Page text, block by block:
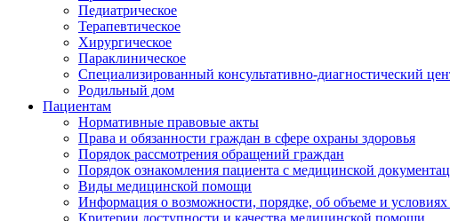
Педиатрическое
Терапевтическое
Хирургическое
Параклиническое
Специализированный консультативно-диагностический
Родильный дом
Пациентам
Нормативные правовые акты
Права и обязанности граждан в сфере охраны здоровья
Порядок рассмотрения обращений граждан
Порядок ознакомления пациента с медицинской
Виды медицинской помощи
Информация о возможности, порядке, об объеме и
Критерии доступности и качества медицинской помощи